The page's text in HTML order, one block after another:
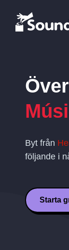
Byt från
följande i
Starta